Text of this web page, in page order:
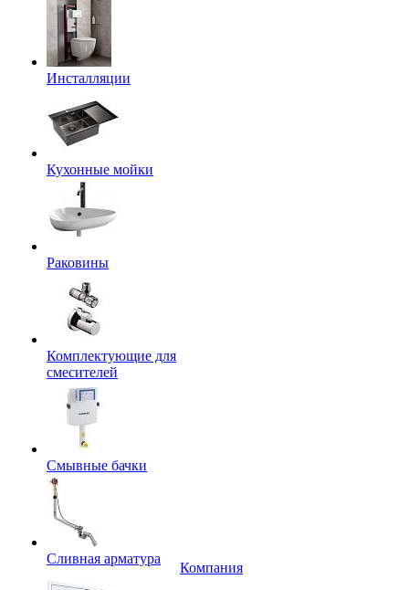
Инсталляции
Кухонные мойки
Раковины
Комплектующие для
смесителей
Смывные бачки
Сливная арматура
Компания